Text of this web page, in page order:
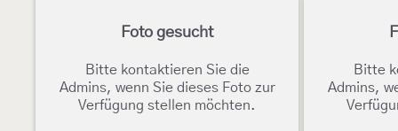
Foto gesucht
Bitte kontaktieren Sie die
Admins, wenn Sie dieses Foto zur
Verfügung stellen möchten.
Bitte
Admins,